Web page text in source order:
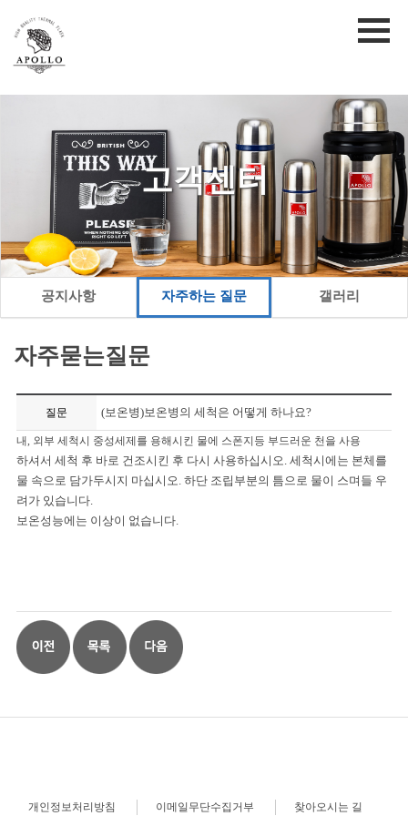
고객센터
공지사항 자주하는 질문 갤러리
자주묻는질문
질문 (보온병)보온병의 세척은 어떻게 하나요?
내, 외부 세척시 중성세제를 용해시킨 물에 스폰지등 부드러운 천을 사용
하셔서 세척 후 바로 건조시킨 후 다시 사용하십시오. 세척시에는 본체를
물 속으로 담가두시지 마십시오. 하단 조립부분의 틈으로 물이 스며들 우
려가 있습니다.
보온성능에는 이상이 없습니다.
개인정보처리방침 이메일무단수집거부 찾아오시는 길